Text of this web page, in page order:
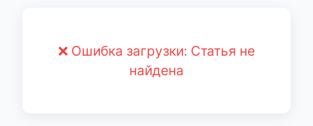
❌ Ошибка загрузки: Статья не
найдена